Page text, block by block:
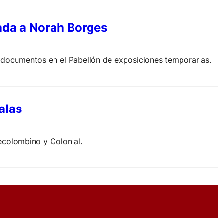
a Norah Borges
en el Pabellón de exposiciones temporarias.
y Colonial.